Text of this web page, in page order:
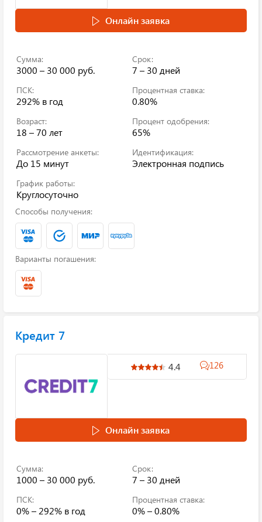
Онлайн заявка
Сумма:
3000 – 30 000 руб.
Срок:
7 – 30 дней
ПСК:
292% в год
Процентная ставка:
0.80%
Возраст:
18 – 70 лет
Процент одобрения:
65%
Рассмотрение анкеты:
До 15 минут
Идентификация:
Электронная подпись
График работы:
Круглосуточно
Способы получения:
Варианты погашения:
Кредит 7
4.4 126
Онлайн заявка
Сумма:
1000 – 30 000 руб.
Срок:
7 – 30 дней
ПСК:
0% – 292% в год
Процентная ставка:
0% – 0.80%